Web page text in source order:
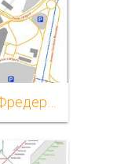
Варшавският летище Фредерик Шопен на картата